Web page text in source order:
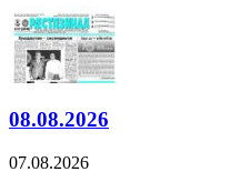
08.08.2026
07.08.2026